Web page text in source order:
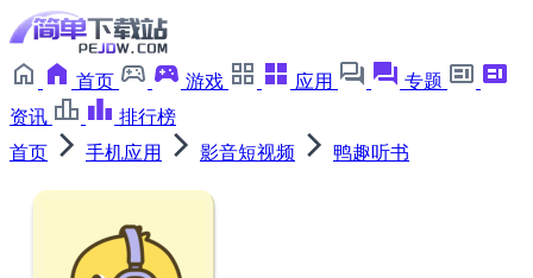
首页 游戏 应用
专题
资讯
排行榜
首页
手机应用 影音短视频 鸭趣听书